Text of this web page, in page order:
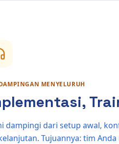
MENYELURUH
dampingi dari setup awal,
Tujuannya: tim